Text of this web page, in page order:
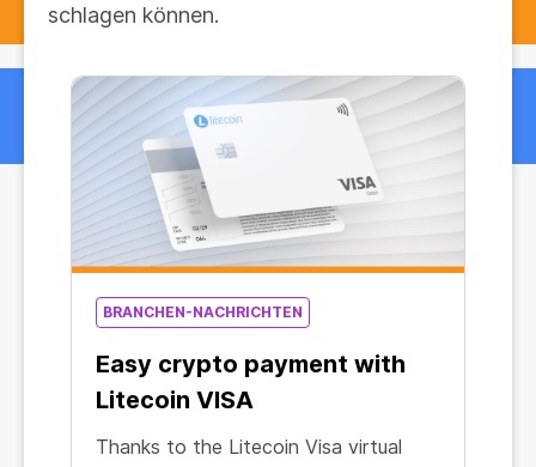
schlagen können.
BRANCHEN-NACHRICHTEN
Easy crypto payment with
Litecoin VISA
Thanks to the Litecoin Visa virtual